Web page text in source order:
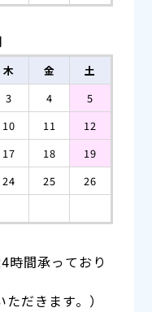
木 金
土
3 4
5
10 11
12
17 18
19
24 25
26
時間承っており
だきます。）